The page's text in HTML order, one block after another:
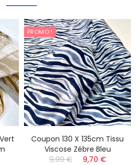
PROMO !
Coupon 130 X 135cm Tissu
Viscose Zébre Bleu
9,99 €
9,70 €